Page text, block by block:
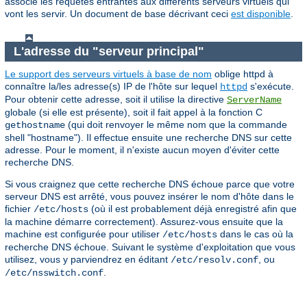
vont les servir. Un document de base décrivant ceci est disponible.
L'adresse du "serveur principal"
Le support des serveurs virtuels à base de nom oblige httpd à
connaître la/les adresse(s) IP de l'hôte sur lequel httpd s'exécute.
Pour obtenir cette adresse, soit il utilise la directive ServerName
globale (si elle est présente), soit il fait appel à la fonction C
gethostname (qui doit renvoyer le même nom que la commande
shell "hostname"). Il effectue ensuite une recherche DNS sur cette
adresse. Pour le moment, il n'existe aucun moyen d'éviter cette
recherche DNS.
Si vous craignez que cette recherche DNS échoue parce que votre
serveur DNS est arrêté, vous pouvez insérer le nom d'hôte dans le
fichier /etc/hosts (où il est probablement déjà enregistré afin que
la machine démarre correctement). Assurez-vous ensuite que la
machine est configurée pour utiliser /etc/hosts dans le cas où la
recherche DNS échoue. Suivant le système d'exploitation que vous
utilisez, vous y parviendrez en éditant /etc/resolv.conf , ou
/etc/nsswitch.conf